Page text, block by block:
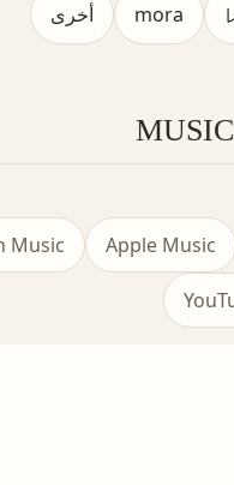
mora أخرى
Apple Music
Music